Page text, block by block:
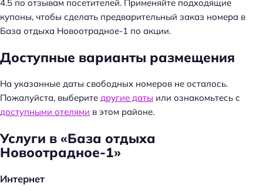
4.5 по отзывам посетителей. Применяйте подходящие
купоны, чтобы сделать предварительный заказ номера в
База отдыха Новоотрадное-1 по акции.
Доступные варианты размещения
На указанные даты свободных номеров не осталось.
Пожалуйста, выберите другие даты или ознакомьтесь с
доступными отелями в этом районе.
Услуги в «База отдыха
Новоотрадное-1»
Интернет
: